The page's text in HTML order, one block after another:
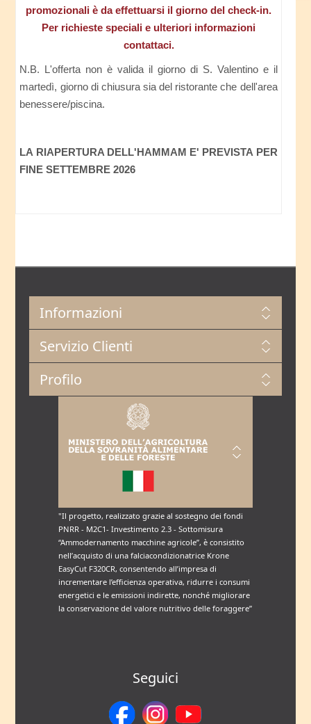
promozionali è da effettuarsi il giorno del check-in.
Per richieste speciali e ulteriori informazioni
contattaci.
N.B. L'offerta non è valida il giorno di S. Valentino e il
martedì, giorno di chiusura sia del ristorante che dell'area
benessere/piscina.
LA RIAPERTURA DELL'HAMMAM E' PREVISTA PER
FINE SETTEMBRE 2026
Informazioni
Servizio Clienti
Profilo
"Il progetto, realizzato grazie al sostegno dei fondi
PNRR - M2C1- Investimento 2.3 - Sottomisura
“Ammodernamento macchine agricole”, è consistito
nell’acquisto di una falciacondizionatrice Krone
EasyCut F320CR, consentendo all’impresa di
incrementare l’efficienza operativa, ridurre i consumi
energetici e le emissioni indirette, nonché migliorare
la conservazione del valore nutritivo delle foraggere”
Seguici